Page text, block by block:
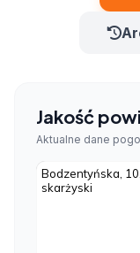
Jakość
Aktualne dane